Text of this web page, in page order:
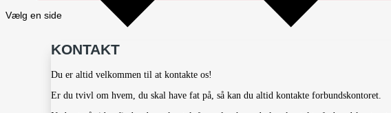
Vælg en side
KONTAKT
Du er altid velkommen til at kontakte os!
Er du tvivl om hvem, du skal have fat på, så kan du altid kontakte forbundskontoret.